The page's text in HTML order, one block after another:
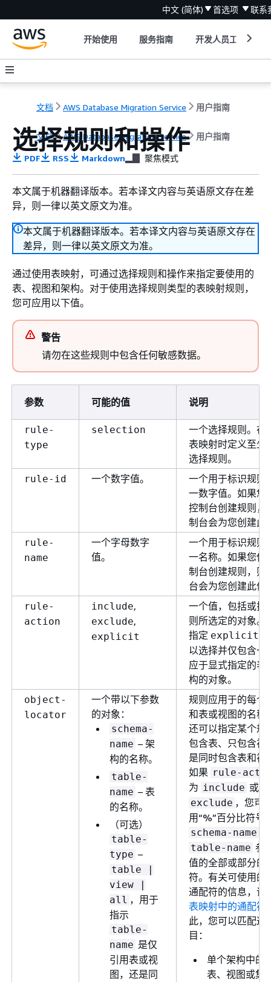
中文 (简体) 首选项 联系
开始使用 服务指南 开发人员工具
文档 AWS Database Migration Service 用户指南
文档 AWS Database Migration Service 用户指南
选择规则和操作
PDF RSS Markdown 聚焦模式
本文属于机器翻译版本。若本译文内容与英语原文存在差
异，则一律以英文原文为准。
本文属于机器翻译版本。若本译文内容与英语原文存在
差异，则一律以英文原文为准。
通过使用表映射，可通过选择规则和操作来指定要使用的
表、视图和架构。对于使用选择规则类型的表映射规则，
您可应用以下值。
警告
请勿在这些规则中包含任何敏感数据。
参数 可能的值 说明
rule-
type
selection
一个选择规则。在
表映射时定义至少
选择规则。
rule-id 一个数字值。
一个用于标识规则
一数字值。如果您
控制台创建规则，
制台会为您创建此
rule-
name
一个字母数字
值。
一个用于标识规则
一名称。如果您使
制台创建规则，则
台会为您创建此值
rule-
action
include,
exclude,
explicit
一个值，包括或排
则所选定的对象。
指定 explicit
以选择并仅包含一
应于显式指定的表
构的对象。
object-
locator
一个带以下参数
的对象：
schema-
name – 架
构的名称。
table-
name – 表
的名称。
（可选）
table-
type –
table |
view |
all ，用于
指示
table-
name 是仅
引用表或视
图，还是同
规则应用于的每个
和表或视图的名称
还可以指定某个规
包含表、只包含视
是同时包含表和视
如果 rule-
为 include 或
exclude ，您可
用“%”百分比符号
schema-name
table-name 参
值的全部或部分的
符。有关可使用的
通配符的信息，请
表映射中的通配符
此，您可以匹配这
目：
单个架构中的
表、视图或集